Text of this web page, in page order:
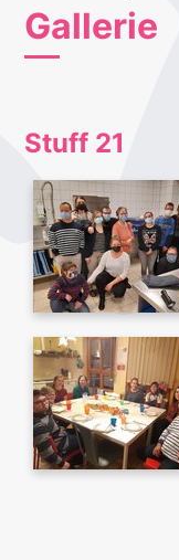
Gallerie
Stuff 21